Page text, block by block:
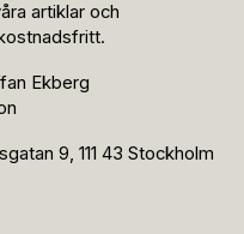
artiklar och
Ekberg
9, 111 43 Stockholm